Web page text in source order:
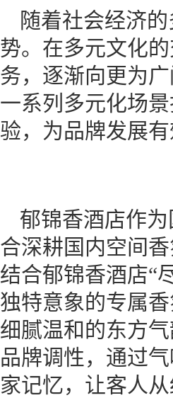
随着社会经济
势。在多元文化
务，逐渐向更为
一系列多元化场
验，为品牌发展有
郁锦香酒店作
合深耕国内空间
结合郁锦香酒店“
独特意象的专属
细腻温和的东方
品牌调性，通过
家记忆，让客人